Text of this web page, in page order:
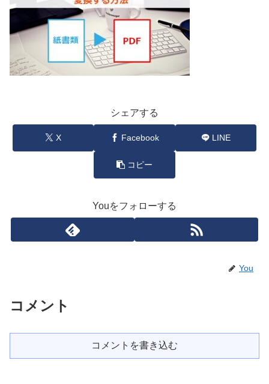
シェアする
X Facebook LINE
コピー
Youをフォローする
You
コメント
コメントを書き込む